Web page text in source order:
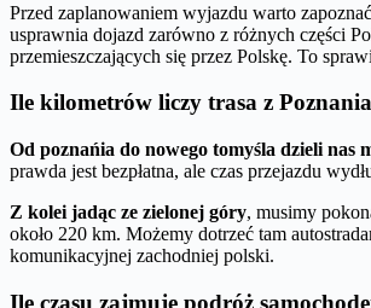
Przed zaplanowaniem wyjazdu warto
usprawnia dojazd zarówno z różnych części
przemieszczających się przez Polskę. To
Ile kilometrów liczy trasa z
Od poznańia do nowego tomyśla dzieli nas
prawda jest bezpłatna, ale czas przejazdu
Z kolei jadąc ze zielonej góry, musimy
około 220 km. Możemy dotrzeć tam
komunikacyjnej zachodniej polski.
Ile czasu zajmuje podróż